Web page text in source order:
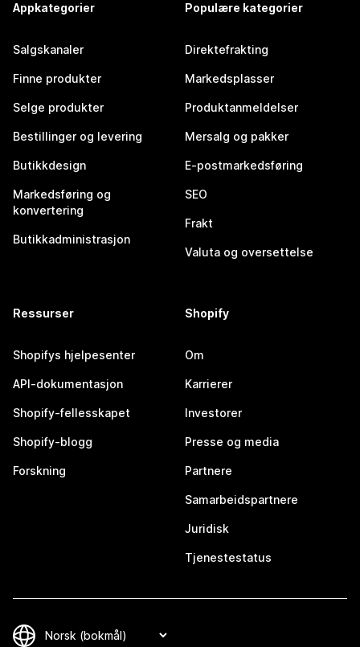
Appkategorier
Salgskanaler
Finne produkter
Selge produkter
Bestillinger og levering
Butikkdesign
Markedsføring og
konvertering
Butikkadministrasjon
Populære kategorier
Direktefrakting
Markedsplasser
Produktanmeldelser
Mersalg og pakker
E-postmarkedsføring
SEO
Frakt
Valuta og oversettelse
Ressurser
Shopifys hjelpesenter
API-dokumentasjon
Shopify-fellesskapet
Shopify-blogg
Forskning
Shopify
Om
Karrierer
Investorer
Presse og media
Partnere
Samarbeidspartnere
Juridisk
Tjenestestatus